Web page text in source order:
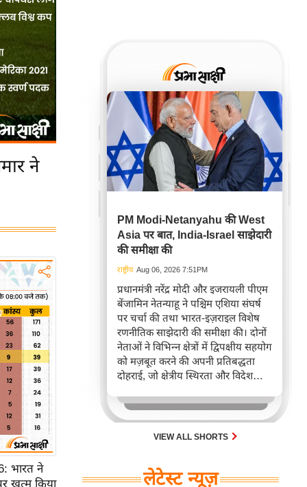
ने
भारत ने
खत्म किया
PM Modi-Netanyahu की West
Asia पर बात, India-Israel साझेदारी
की समीक्षा की
राष्ट्रीय Aug 06, 2026 7:51PM
प्रधानमंत्री नरेंद्र मोदी और इजरायली पीएम
बेंजामिन नेतन्याहू ने पश्चिम एशिया संघर्ष
पर चर्चा की तथा भारत-इज़राइल विशेष
रणनीतिक साझेदारी की समीक्षा की। दोनों
नेताओं ने विभिन्न क्षेत्रों में द्विपक्षीय सहयोग
को मज़बूत करने की अपनी प्रतिबद्धता
दोहराई, जो क्षेत्रीय स्थिरता और विदेश
करता है।
VIEW ALL SHORTS
लेटेस्ट न्यूज़